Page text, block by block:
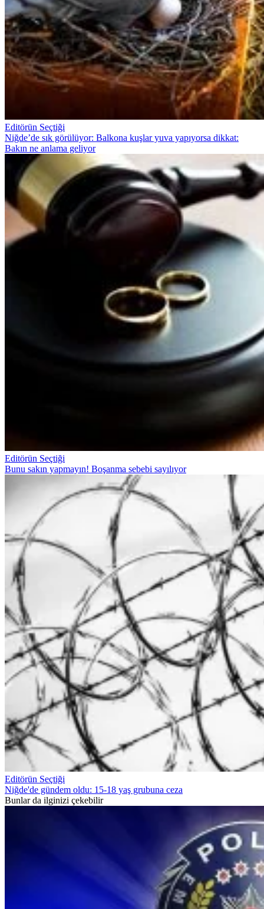
Editörün Seçtiği
Niğde’de sık görülüyor: Balkona kuşlar yuva yapıyorsa dikkat:
Bakın ne anlama geliyor
Editörün Seçtiği
Bunu sakın yapmayın! Boşanma sebebi sayılıyor
Editörün Seçtiği
Niğde'de gündem oldu: 15-18 yaş grubuna ceza
Bunlar da ilginizi çekebilir